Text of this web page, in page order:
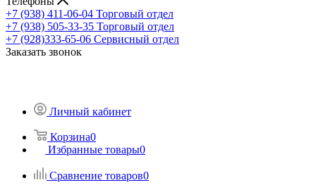
+7 (938) 411-06-04 Торговый отдел
+7 (938) 505-33-35 Торговый отдел
+7 (928)333-65-06 Сервисный отдел
Заказать звонок
Личный кабинет
Корзина0
Избранные товары0
Сравнение товаров0